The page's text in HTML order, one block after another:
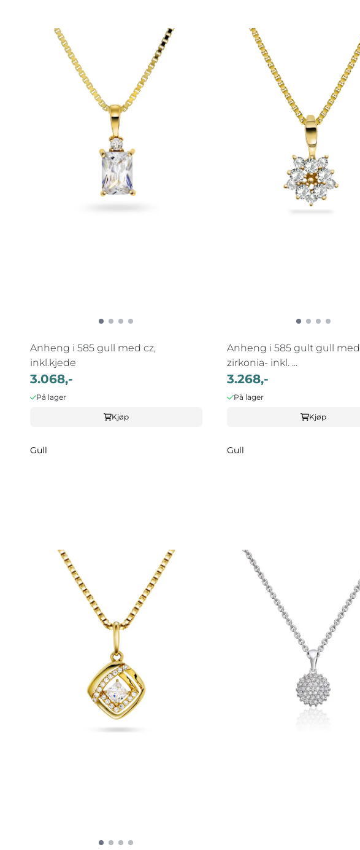
Anheng i 585 gull med cz,
inkl.kjede
3.068,-
På lager
Kjøp
Anheng i 585 gult gull med
zirkonia- inkl. ...
3.268,-
På lager
Kjøp
Gull Gull